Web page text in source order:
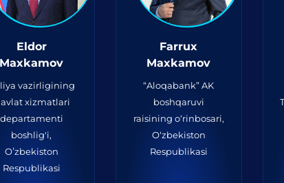
Eldor
Maxkamov
vazirligining
xizmatlari
departamenti
boshlig'i,
Oʻzbekiston
Respublikasi
Farrux
Maxkamov
“Aloqabank” AK
boshqaruvi
raisining o‘rinbosari,
O‘zbekiston
Respublikasi